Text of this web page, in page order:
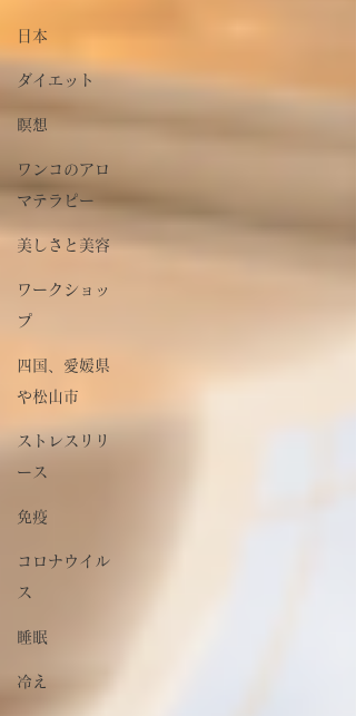
日本
ダイエット
瞑想
ワンコのアロ
マテラピー
美しさと美容
ワークショッ
プ
四国、愛媛県
や松山市
ストレスリリ
ース
免疫
コロナウイル
ス
睡眠
冷え